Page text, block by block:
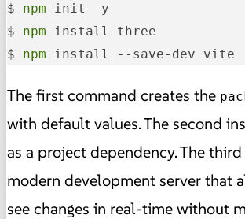
$ npm init -y
$ npm install three
$ npm install --save-dev vite
The first command creates the
with default values. The second
as a project dependency. The
modern development server that
see changes in real-time without